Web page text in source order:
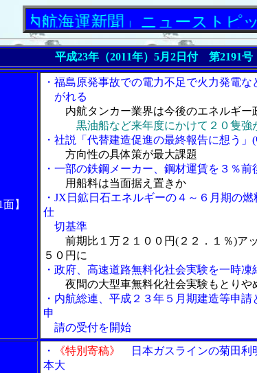
海運新聞」ニューストピックス
平成23年（2011年）5月2日付 第2191号
】
・福島原発事故での電力不足で火力発電な
がれる
内航タンカー業界は今後のエネルギー
黒油船など来年度にかけて２０隻強
・社説「代替建造促進の最終報告に想う」
方向性の具体策が最大課題
・一部の鉄鋼メーカー、鋼材運賃を３％前
用船料は当面据え置きか
・JX日鉱日石エネルギーの４～６月期の
仕
切基準
前期比１万２１００円(２２．１％)ア
５０円に
・政府、高速道路無料化社会実験を一時凍
夜間の大型車無料化社会実験もとりや
・内航総連、平成２３年５月期建造等申請
申
請の受付を開始
・ 《特別寄稿》
日本ガスラインの菊田利
本大